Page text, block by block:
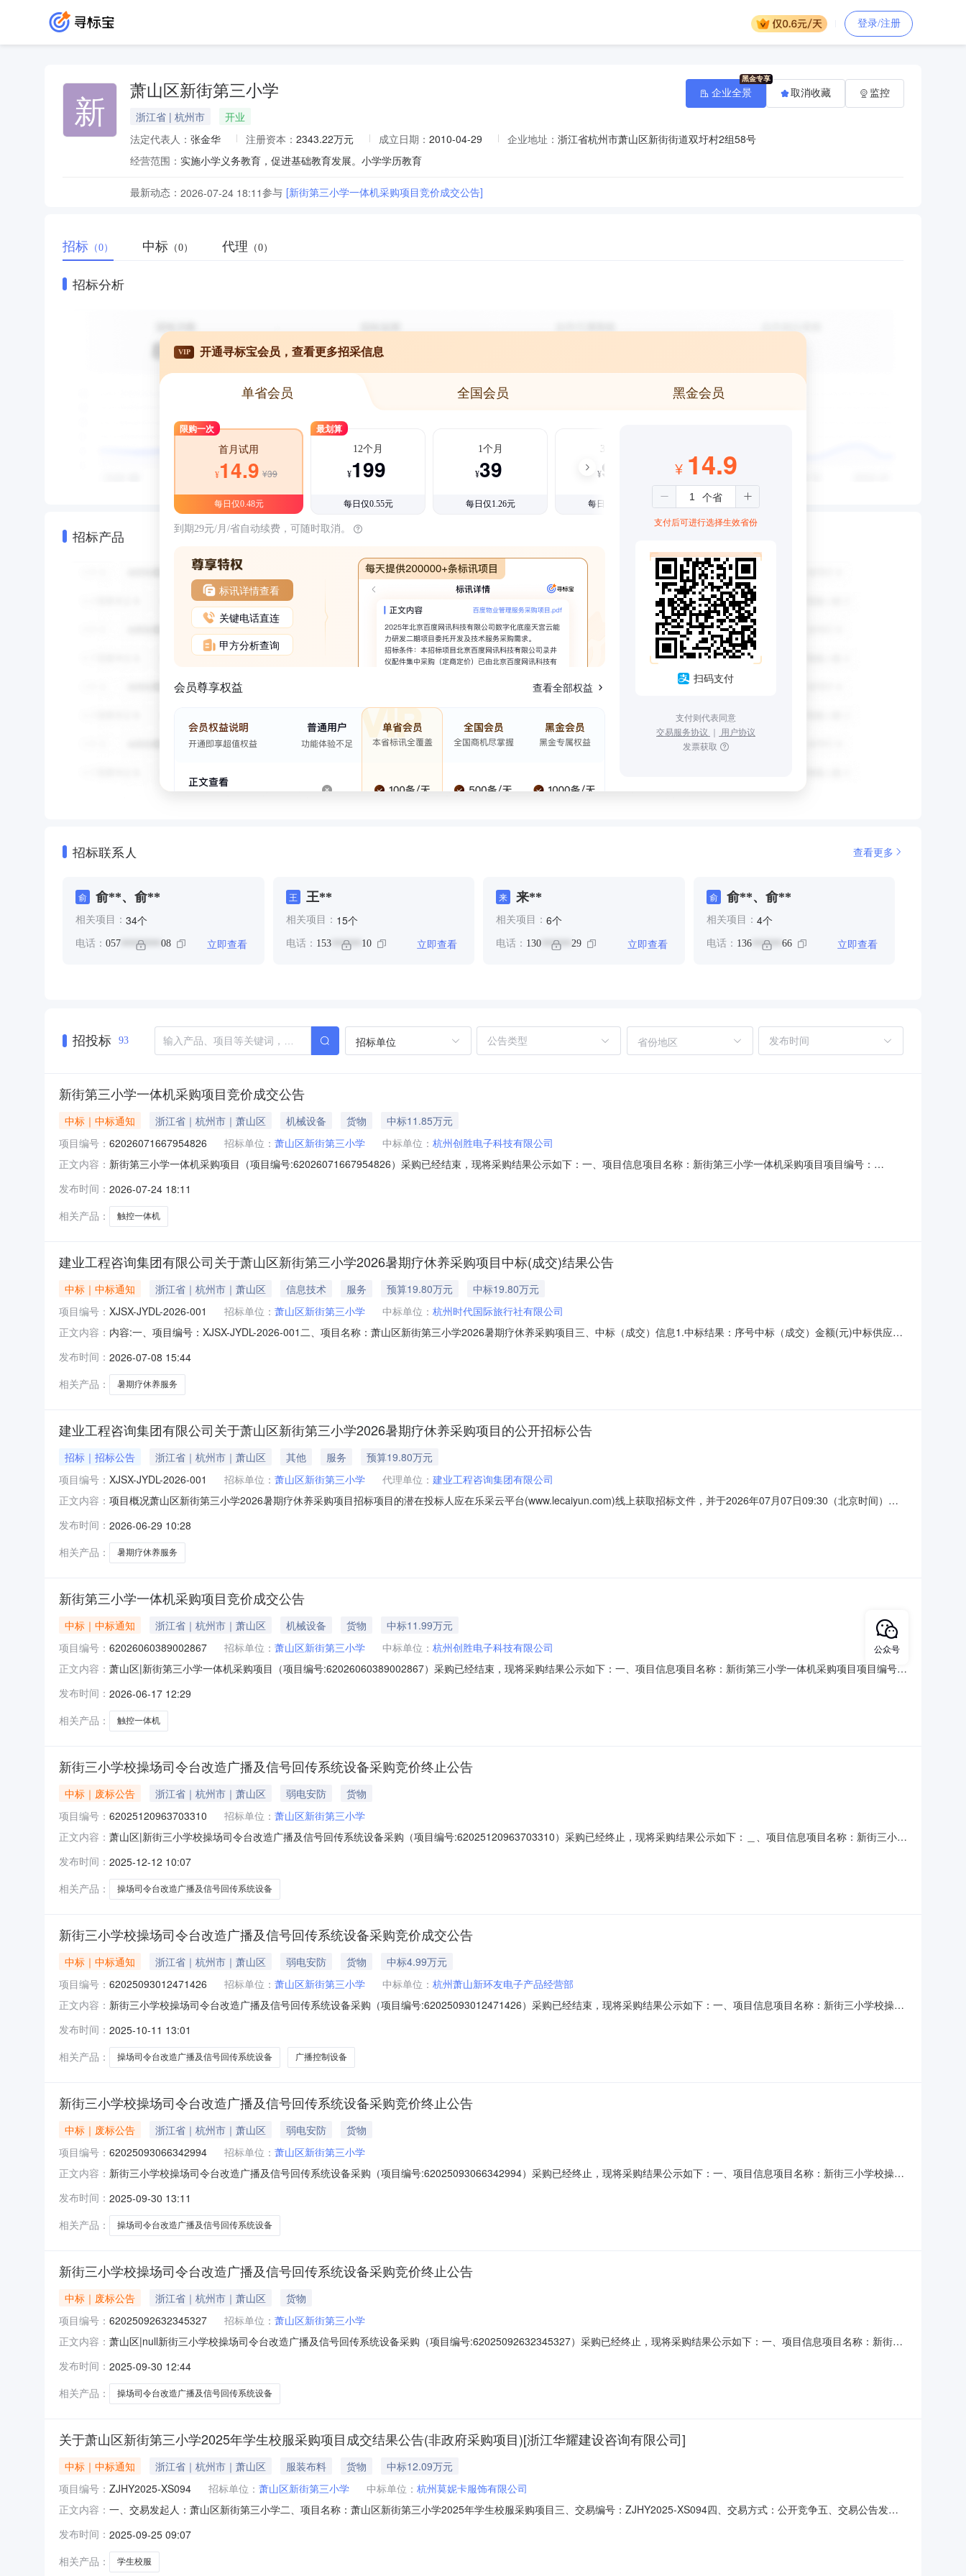
登录/注册
新 萧山区新街第三小学
浙江省 | 杭州市
开业
法定代表人： 张金华 注册资本： 2343.22万元 成立日期： 2010-04-29 企业地址： 浙江省杭州市萧山区新街街道双圩村2组58号
经营范围： 实施小学义务教育，促进基础教育发展。小学学历教育
最新动态： 2026-07-24 18:11参与 [新街第三小学一体机采购项目竞价成交公告]
企业全景 取消收藏 监控
招标 （0） 中标 （0） 代理 （0）
招标分析
招标产品
VIP 开通寻标宝会员，查看更多招采信息
单省会员 全国会员 黑金会员
限购一次
首月试用
¥14.9 ¥39
每日仅0.48元
最划算
12个月
¥199
每日仅0.55元
1个月
¥39
每日仅1.26元
3个月
¥99
每日仅1.08元
到期29元/月/省自动续费，可随时取消。
标讯详情查看
关键电话直连
甲方分析查询
会员尊享权益 查看全部权益
¥ 14.9
支付后可进行选择生效省份
扫码支付
支付则代表同意
交易服务协议 ｜ 用户协议
发票获取
招标联系人 查看更多
俞 俞**、俞**
相关项目： 34个
电话： 057 ******** 08 立即查看
王 王**
相关项目： 15个
电话： 153****** 10 立即查看
来 来**
相关项目： 6个
电话： 130 ****** 29 立即查看
俞 俞**、俞**
相关项目： 4个
电话： 136****** 66 立即查看
招投标 93 招标单位 省份地区
新街第三小学一体机采购项目竞价成交公告
中标｜中标通知 浙江省｜杭州市｜萧山区 机械设备 货物
中标11.85万元
项目编号： 62026071667954826 招标单位： 萧山区新街第三小学 中标单位： 杭州创胜电子科技有限公司
正文内容： 新街第三小学一体机采购项目（项目编号:62026071667954826）采购已经结束，现将采购结果公示如下：一、项目信息项目名称：新街第三小学一体机采购项目项目编号：
07-2111:30二、采购单位信息采购单位名称：萧山区新街第三小学采购单位地址：浙江省杭州市萧山区浙江省杭州市萧山区新街镇双圩村采购单位联系人和
发布时间： 2026-07-24 18:11
相关产品：
触控一体机
建业工程咨询集团有限公司关于萧山区新街第三小学2026暑期疗休养采购项目中标(成交)结果公告
中标｜中标通知 浙江省｜杭州市｜萧山区 信息技术 服务 预算19.80万元
中标19.80万元
项目编号： XJSX-JYDL-2026-001 招标单位： 萧山区新街第三小学 中标单位： 杭州时代国际旅行社有限公司
正文内容： 内容:一、项目编号：XJSX-JYDL-2026-001二、项目名称：萧山区新街第三小学2026暑期疗休养采购项目三、中标（成交）信息1.中标结果：序号中标（成交）金额(元)中标供应商
标的信息服务类主要标的信息：序号标项名称标的名称服务范围服务要求服务时间服务标准1萧山区新街第三小学2026暑期疗休养采购项目萧山区新街第三小学2026暑期疗休养
发布时间： 2026-07-08 15:44
相关产品：
暑期疗休养服务
建业工程咨询集团有限公司关于萧山区新街第三小学2026暑期疗休养采购项目的公开招标公告
招标｜招标公告 浙江省｜杭州市｜萧山区 其他 服务
预算19.80万元
项目编号： XJSX-JYDL-2026-001 招标单位： 萧山区新街第三小学 代理单位： 建业工程咨询集团有限公司
正文内容： 项目概况萧山区新街第三小学2026暑期疗休养采购项目招标项目的潜在投标人应在乐采云平台(www.lecaiyun.com)线上获取招标文件，并于2026年07月07日09:30（北京时间）前
最高限价（元）：198000（单价：3000.00元/人次）采购需求：标项名称:萧山区新街第三小学2026暑期疗休养采购项目数量:66人预算
发布时间： 2026-06-29 10:28
相关产品：
暑期疗休养服务
新街第三小学一体机采购项目竞价成交公告
中标｜中标通知 浙江省｜杭州市｜萧山区 机械设备 货物
中标11.99万元
项目编号： 62026060389002867 招标单位： 萧山区新街第三小学 中标单位： 杭州创胜电子科技有限公司
正文内容： 萧山区|新街第三小学一体机采购项目（项目编号:62026060389002867）采购已经结束，现将采购结果公示如下：一、项目信息项目名称：新街第三小学一体机采购项目项目编号：
06-0811:30二、采购单位信息采购单位名称：萧山区新街第三小学采购单位地址：浙江省杭州市萧山区浙江省杭州市萧山区新街镇双圩村采购单位
发布时间： 2026-06-17 12:29
相关产品：
触控一体机
新街三小学校操场司令台改造广播及信号回传系统设备采购竞价终止公告
中标｜废标公告 浙江省｜杭州市｜萧山区 弱电安防
货物
项目编号： 62025120963703310 招标单位： 萧山区新街第三小学
正文内容： 萧山区|新街三小学校操场司令台改造广播及信号回传系统设备采购（项目编号:62025120963703310）采购已经终止，现将采购结果公示如下：＿、项目信息项目名称：新街三小学
区划名称：萧山区报价起止时间：2025-12-0909:19-2025-12-1211:30二、采购单位信息采购单位名称：萧山区新街第三小学采购单位地址：浙江
发布时间： 2025-12-12 10:07
相关产品：
操场司令台改造广播及信号回传系统设备
新街三小学校操场司令台改造广播及信号回传系统设备采购竞价成交公告
中标｜中标通知 浙江省｜杭州市｜萧山区 弱电安防 货物
中标4.99万元
项目编号： 62025093012471426 招标单位： 萧山区新街第三小学 中标单位： 杭州萧山新环友电子产品经营部
正文内容： 新街三小学校操场司令台改造广播及信号回传系统设备采购（项目编号:62025093012471426）采购已经结束，现将采购结果公示如下：一、项目信息项目名称：新街三小学校操场
称：萧山区报价起止时间：2025-09-3012:40-2025-10-1111:30二、采购单
发布时间： 2025-10-11 13:01
相关产品：
操场司令台改造广播及信号回传系统设备 广播控制设备
新街三小学校操场司令台改造广播及信号回传系统设备采购竞价终止公告
中标｜废标公告 浙江省｜杭州市｜萧山区 弱电安防
货物
项目编号： 62025093066342994 招标单位： 萧山区新街第三小学
正文内容： 新街三小学校操场司令台改造广播及信号回传系统设备采购（项目编号:62025093066342994）采购已经终止，现将采购结果公示如下：一、项目信息项目名称：新街三小学校操场
称：萧山区报价起止时间：2025-09-3012:14-2025-10-1111:30二、采购单
发布时间： 2025-09-30 13:11
相关产品：
操场司令台改造广播及信号回传系统设备
新街三小学校操场司令台改造广播及信号回传系统设备采购竞价终止公告
中标｜废标公告 浙江省｜杭州市｜萧山区
货物
项目编号： 62025092632345327 招标单位： 萧山区新街第三小学
正文内容： 萧山区|null新街三小学校操场司令台改造广播及信号回传系统设备采购（项目编号:62025092632345327）采购已经终止，现将采购结果公示如下：一、项目信息项目名称：新街三
行政区划名称：萧山区报价起止时间：2025-09-2613:41-2025-09-3011
发布时间： 2025-09-30 12:44
相关产品：
操场司令台改造广播及信号回传系统设备
关于萧山区新街第三小学2025年学生校服采购项目成交结果公告(非政府采购项目)[浙江华耀建设咨询有限公司]
中标｜中标通知 浙江省｜杭州市｜萧山区 服装布料 货物
中标12.09万元
项目编号： ZJHY2025-XS094 招标单位： 萧山区新街第三小学 中标单位： 杭州莫妮卡服饰有限公司
正文内容： 一、交易发起人：萧山区新街第三小学二、项目名称：萧山区新街第三小学2025年学生校服采购项目三、交易编号：ZJHY2025-XS094四、交易方式：公开竞争五、交易公告发布
公司夏装95元/套；春秋装155元/套；冬装280元/套；大写:壹拾贰万零玖佰元整(小写:120900元)八、
发布时间： 2025-09-25 09:07
相关产品：
学生校服
公众号